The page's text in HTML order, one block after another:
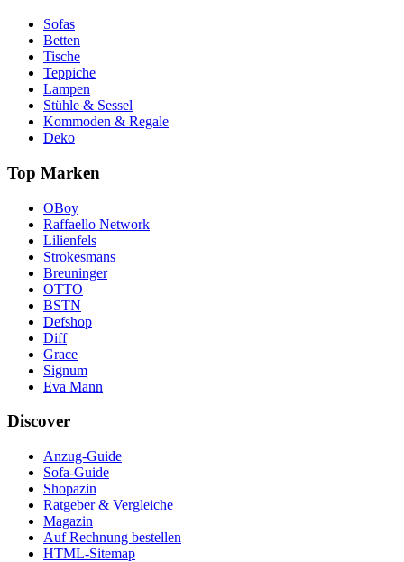
Sofas
Betten
Tische
Teppiche
Lampen
Stühle & Sessel
Kommoden & Regale
Deko
Top Marken
OBoy
Raffaello Network
Lilienfels
Strokesmans
Breuninger
OTTO
BSTN
Defshop
Diff
Grace
Signum
Eva Mann
Discover
Anzug-Guide
Sofa-Guide
Shopazin
Ratgeber & Vergleiche
Magazin
Auf Rechnung bestellen
HTML-Sitemap